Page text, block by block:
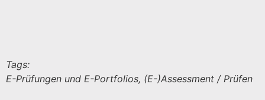
Tags:
E-Prüfungen und E-Portfolios, (E-)Assessment / Prüfen